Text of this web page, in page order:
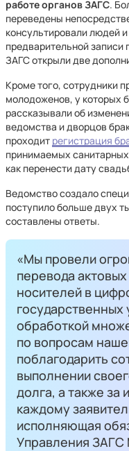
работе органов ЗАГС.
переведены
консультировали людей
предварительной
ЗАГС открыли две
Кроме того, сотрудники
молодоженов, у которых
рассказывали об
ведомства и дворцов
проходит регистрация
принимаемых
как перенести дату
Ведомство создало
поступило больше двух
составлены ответы.
«Мы провели
перевода
носителей в
государственных
обработкой
по вопросам
поблагодарить
выполнении
долга, а также за
каждому
исполняющая
Управления ЗАГС